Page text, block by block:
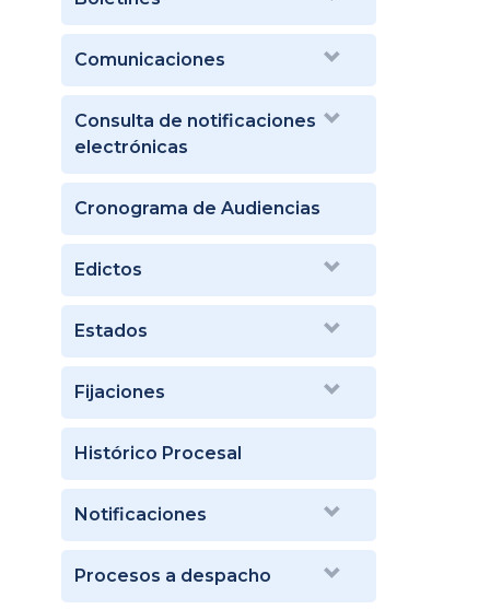
Comunicaciones
Consulta de notificaciones
electrónicas
Cronograma de Audiencias
Edictos
Estados
Fijaciones
Histórico Procesal
Notificaciones
Procesos a despacho